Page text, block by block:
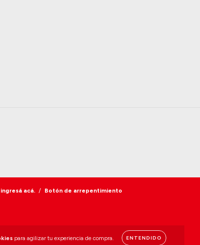
para agilizar tu experiencia de compra. ENTENDIDO
ingresá acá. / Botón de arrepentimiento